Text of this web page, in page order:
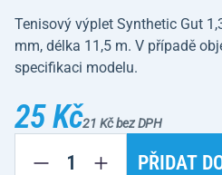
Tenisový výplet Synthetic Gut
mm, délka 11,5 m. V případě
specifikaci modelu.
25 Kč21 Kč bez DPH
PŘIDAT